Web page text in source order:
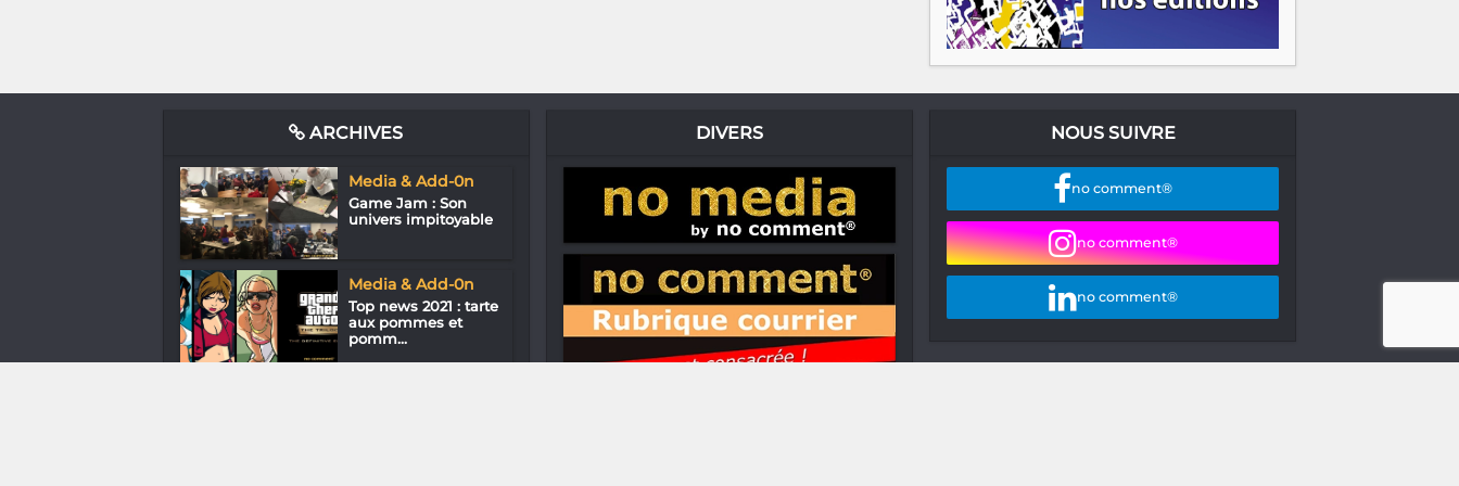
ARCHIVES
Media & Add-0n
Game Jam : Son
univers impitoyable
Media & Add-0n
Top news 2021 : tarte
aux pommes et
pomm...
DIVERS NOUS SUIVRE
no comment®
no comment®
no comment®